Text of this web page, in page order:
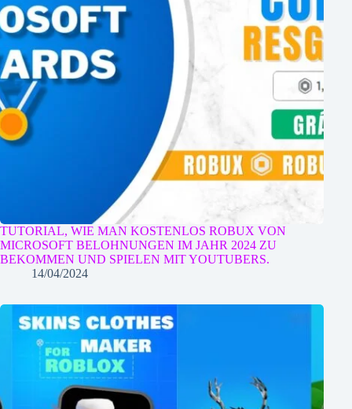
TUTORIAL, WIE MAN KOSTENLOS ROBUX VON
MICROSOFT BELOHNUNGEN IM JAHR 2024 ZU
BEKOMMEN UND SPIELEN MIT YOUTUBERS.
14/04/2024